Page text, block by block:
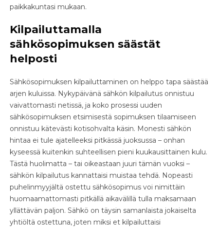
paikkakuntasi mukaan.
Kilpailuttamalla
sähkösopimuksen säästät
helposti
Sähkösopimuksen kilpailuttaminen on helppo tapa säästää
arjen kuluissa. Nykypäivänä sähkön kilpailutus onnistuu
vaivattomasti netissä, ja koko prosessi uuden
sähkösopimuksen etsimisestä sopimuksen tilaamiseen
onnistuu kätevästi kotisohvalta käsin. Monesti sähkön
hintaa ei tule ajatelleeksi pitkässä juoksussa – onhan
kyseessä kuitenkin suhteellisen pieni kuukausittainen kulu.
Tästä huolimatta – tai oikeastaan juuri tämän vuoksi –
sähkön kilpailutus kannattaisi muistaa tehdä. Nopeasti
puhelinmyyjältä ostettu sähkösopimus voi nimittäin
huomaamattomasti pitkällä aikavälillä tulla maksamaan
yllättävän paljon. Sähkö on täysin samanlaista jokaiselta
yhtiöltä ostettuna, joten miksi et kilpailuttaisi